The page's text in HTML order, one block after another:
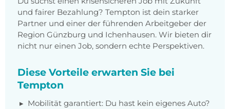
und fairer Bezahlung? Tempton ist dein starker
Partner und einer der führenden Arbeitgeber der
Region Günzburg und Ichenhausen. Wir bieten dir
nicht nur einen Job, sondern echte Perspektiven.
Diese Vorteile erwarten Sie bei
Tempton
Mobilität garantiert: Du hast kein eigenes Auto?